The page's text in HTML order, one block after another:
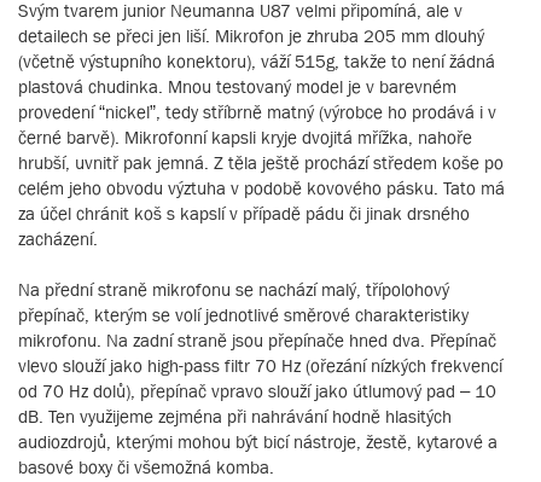
Svým tvarem junior Neumanna U87 velmi připomíná, ale v
detailech se přeci jen liší. Mikrofon je zhruba 205 mm dlouhý
(včetně výstupního konektoru), váží 515g, takže to není žádná
plastová chudinka. Mnou testovaný model je v barevném
provedení “nickel”, tedy stříbrně matný (výrobce ho prodává i v
černé barvě). Mikrofonní kapsli kryje dvojitá mřížka, nahoře
hrubší, uvnitř pak jemná. Z těla ještě prochází středem koše po
celém jeho obvodu výztuha v podobě kovového pásku. Tato má
za účel chránit koš s kapslí v případě pádu či jinak drsného
zacházení.
Na přední straně mikrofonu se nachází malý, třípolohový
přepínač, kterým se volí jednotlivé směrové charakteristiky
mikrofonu. Na zadní straně jsou přepínače hned dva. Přepínač
vlevo slouží jako high-pass filtr 70 Hz (ořezání nízkých frekvencí
od 70 Hz dolů), přepínač vpravo slouží jako útlumový pad – 10
dB. Ten využijeme zejména při nahrávání hodně hlasitých
audiozdrojů, kterými mohou být bicí nástroje, žestě, kytarové a
basové boxy či všemožná komba.